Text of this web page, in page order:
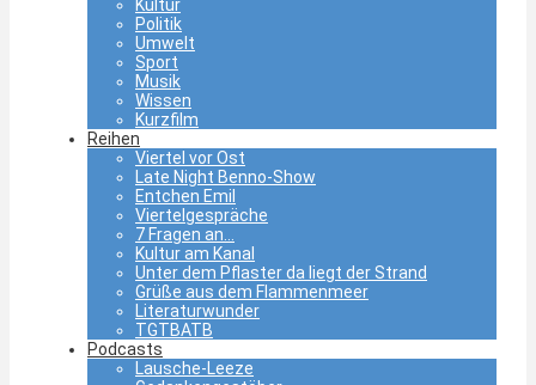
Kultur
Politik
Umwelt
Sport
Musik
Wissen
Kurzfilm
Reihen
Viertel vor Ost
Late Night Benno-Show
Entchen Emil
Viertelgespräche
7 Fragen an…
Kultur am Kanal
Unter dem Pflaster da liegt der Strand
Grüße aus dem Flammenmeer
Literaturwunder
TGTBATB
Podcasts
Lausche-Leeze